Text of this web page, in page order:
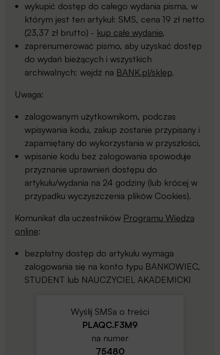
wykupić dostęp do całego wydania pisma, w
którym jest ten artykuł: SMS, cena 19 zł netto
(23,37 zł brutto) - kup całe wydanie,
zaprenumerować pismo, aby uzyskać dostęp
do wydań bieżących i wszystkich
archiwalnych: wejdź na BANK.pl/sklep.
Uwaga:
zalogowanym użytkownikom, podczas
wpisywania kodu, zakup zostanie przypisany i
zapamiętany do wykorzystania w przyszłości,
wpisanie kodu bez zalogowania spowoduje
przyznanie uprawnień dostępu do
artykułu/wydania na 24 godziny (lub krócej w
przypadku wyczyszczenia plików Cookies).
Komunikat dla uczestników Programu Wiedza
online:
bezpłatny dostęp do artykułu wymaga
zalogowania się na konto typu BANKOWIEC,
STUDENT lub NAUCZYCIEL AKADEMICKI
Wyślij SMSa o treści
PLAQC.F3M9
na numer
75480